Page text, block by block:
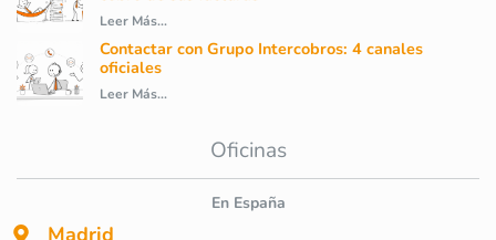
Leer Más...
Contactar con Grupo Intercobros: 4 canales
oficiales
Leer Más...
Oficinas
En España
Madrid